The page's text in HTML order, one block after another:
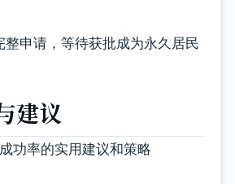
整申请，等待获批成为永久居民
建议
功率的实用建议和策略